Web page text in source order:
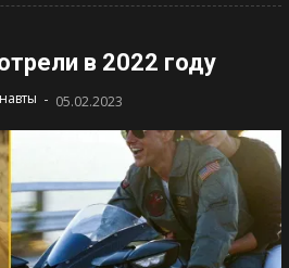
в 2022 году
- 05.02.2023